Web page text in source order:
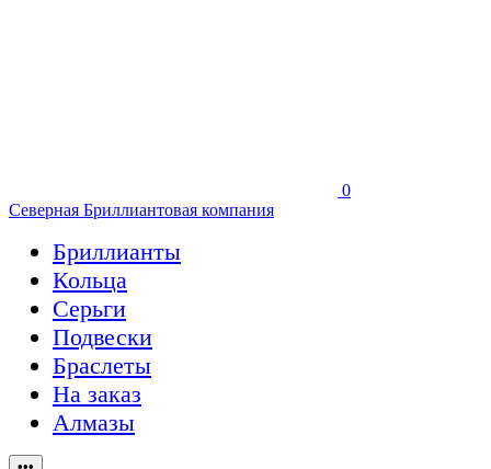
0
Северная Бриллиантовая компания
Бриллианты
Кольца
Серьги
Подвески
Браслеты
На заказ
Алмазы